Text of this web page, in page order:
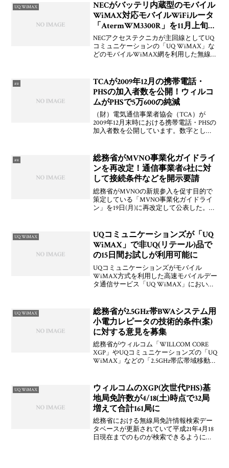
UQ WiMAX
NECがバッテリ内蔵型のモバイル
WiMAX対応モバイルWiFiルータ
「AtermWM3300R」を11月上旬に
発売
NECアクセステクニカが主回線としてUQ
コミュニケーションの「UQ WiMAX」な
どのモバイルWiMAX網を利用した無線
発売すること
au
TCAが2009年12月の携帯電話・
PHSの加入者数を公開！ウィルコ
ムがPHSで5万600の純減
（財）電気通信事業者協会（TCA）が
2009年12月末時における携帯電話・PHSの
加入者数を公開しています。数字として
が16万5,300件純増，イ
au
総務省がMVNO事業化ガイドライ
ンを再改定！通信事業者6社に対
して接続条件などを開示要請
総務省がMVNOの新規参入を促す目的で
策定している「MVNO事業化ガイドライ
ン」を19日(月)に再改定して公表した。
性化プラン」に基づき再改定が検討さ
れ，200
UQ WiMAX
UQコミュニケーションズが「UQ
WiMAX」で非UQ(リテール)品で
の15日間お試しが利用可能に
UQコミュニケーションズがモバイル
WiMAX方式を利用した高速モバイルデー
タ通信サービス「UQ WiMAX」において
日間お試し」が2009年12月7日(月)から
UQ WiMAX
総務省が2.5GHz帯BWAシステム用
小電力レピータの技術的条件(案)
に対する意見を募集
総務省がウィルコム「WILLCOM CORE
XGP」やUQコミュニケーションズの「UQ
WiMAX」などの「2.5GHz帯広帯域移動無
意見を2009年6月12日
UQ WiMAX
ウィルコムのXGP(次世代PHS)基
地局免許数が4/18(土)時点で32局
増えて合計161局に
総務省における無線局免許情報検索デー
タベースが更新されていて平成21年4月18
日現在までのものが検索できるようにな